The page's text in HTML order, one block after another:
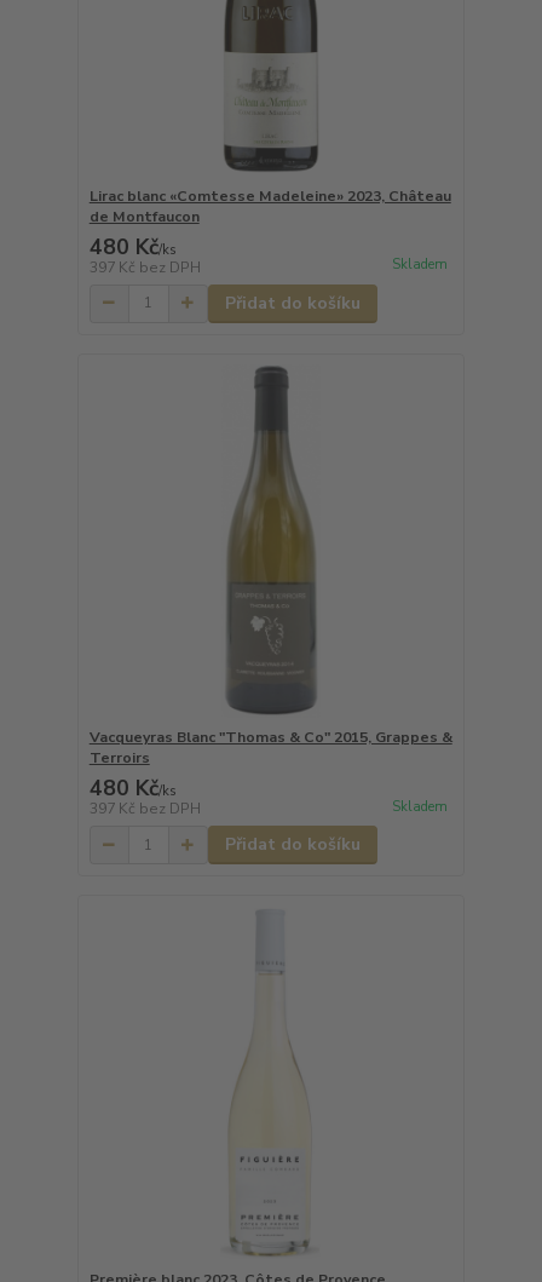
Lirac blanc «Comtesse Madeleine» 2023, Château
de Montfaucon
480 Kč/ks
397 Kč bez DPH Skladem
Přidat do košíku
Vacqueyras Blanc "Thomas & Co" 2015, Grappes &
Terroirs
480 Kč/ks
397 Kč bez DPH Skladem
Přidat do košíku